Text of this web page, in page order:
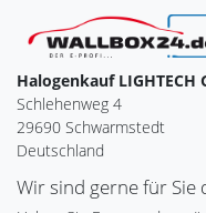
Halogenkauf LIGHTECH
Schlehenweg 4
29690 Schwarmstedt
Deutschland
Wir sind gerne für Sie